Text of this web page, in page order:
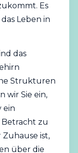
Es
Leben in
das
Strukturen
wir Sie ein,
ein
zu
ist,
über die